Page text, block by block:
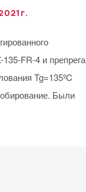
г.
FR-4 и препрега
Tg=135ºC
Были